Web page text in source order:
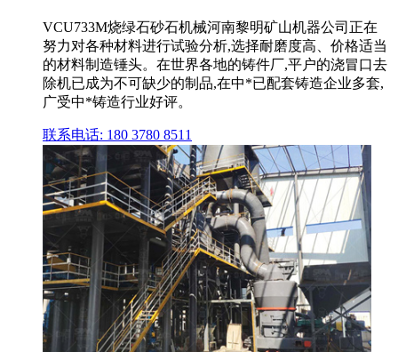
VCU733M烧绿石砂石机械河南黎明矿山机器公司正在
努力对各种材料进行试验分析,选择耐磨度高、价格适当
的材料制造锤头。在世界各地的铸件厂,平户的浇冒口去
除机已成为不可缺少的制品,在中*已配套铸造企业多套,
广受中*铸造行业好评。
联系电话: 180 3780 8511